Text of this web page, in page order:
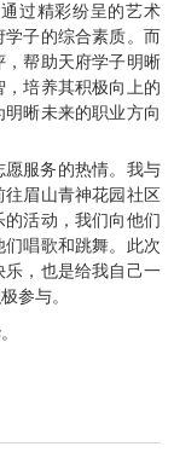
过精彩纷呈的艺术
子的综合素质。而
帮助天府学子明晰
培养其积极向上的
晰未来的职业方向
服务的热情。我与
眉山青神花园社区
活动，我们向他们
唱歌和跳舞。此次
，也是给我自己一
参与。